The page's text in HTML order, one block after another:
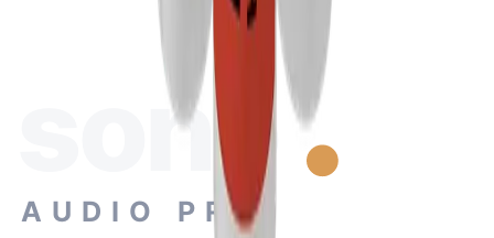
Dimensions : 1 tube = 310 ml (vendu par lot de 12).
sono
AUDIO PRO